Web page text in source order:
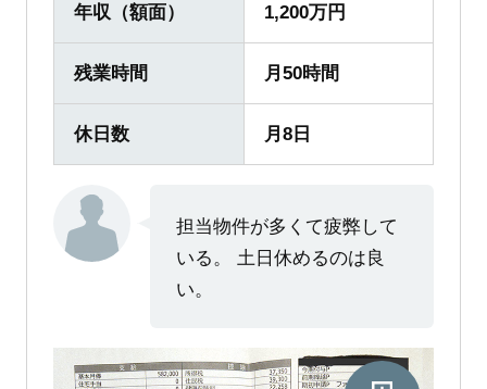
年収（額面） 1,200万円
残業時間 月50時間
休日数 月8日
担当物件が多くて疲弊して
いる。 土日休めるのは良
い。